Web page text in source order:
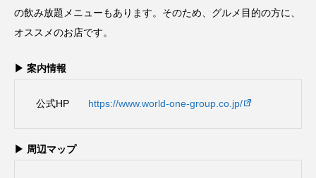
の飲み放題メニューもあります。そのため、グルメ目的の方に、
オススメのお店です。
▶ 案内情報
公式HP https://www.world-one-group.co.jp/
▶ 周辺マップ